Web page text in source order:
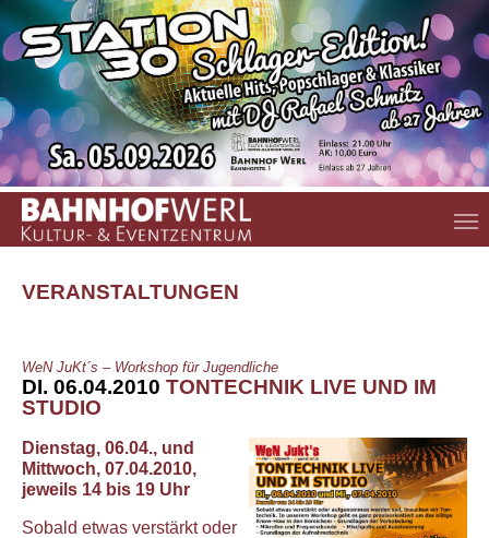
Zum Hauptinhalt springen
VERANSTALTUNGEN
WeN JuKt´s – Workshop für Jugendliche
DI. 06.04.2010 TONTECHNIK LIVE UND IM
STUDIO
Dienstag, 06.04., und
Mittwoch, 07.04.2010,
jeweils 14 bis 19 Uhr
Sobald etwas verstärkt oder